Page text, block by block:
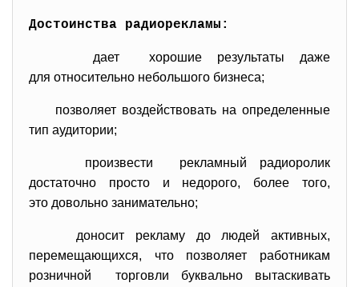
Достоинства радиорекламы:
дает хорошие результаты даже
для относительно небольшого бизнеса;
позволяет воздействовать на определенные
тип аудитории;
произвести рекламный радиоролик
достаточно просто и недорого, более того,
это довольно занимательно;
доносит рекламу до людей активных,
перемещающихся, что позволяет работникам
розничной торговли буквально вытаскивать